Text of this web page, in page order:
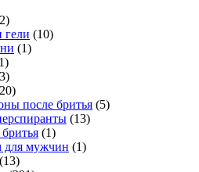
гели (10)
(1)
после бритья (5)
(13)
(1)
для мужчин (1)
(13)